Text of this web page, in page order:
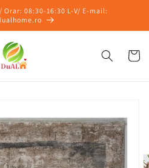
Orar: 08:30-16:30 L-V/ E-mail:
Coș